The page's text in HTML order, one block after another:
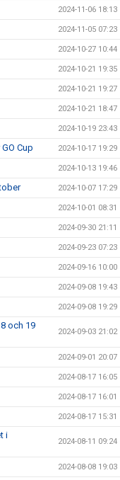
2024-11-06 18:13
2024-11-05 07:23
2024-10-27 10:44
2024-10-21 19:35
2024-10-21 19:27
2024-10-21 18:47
2024-10-19 23:43
Cup 2024-10-17 19:29
2024-10-13 19:46
2024-10-07 17:29
2024-10-01 08:31
2024-09-30 21:11
2024-09-23 07:23
2024-09-16 10:00
2024-09-08 19:43
2024-09-08 19:29
och 19
2024-09-03 21:02
2024-09-01 20:07
2024-08-17 16:05
2024-08-17 16:01
2024-08-17 15:31
i
2024-08-11 09:24
2024-08-08 19:03